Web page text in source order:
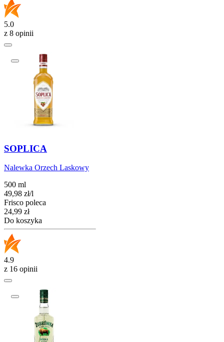
5.0
z 8 opinii
SOPLICA
Nalewka Orzech Laskowy
500 ml
49,98 zł/l
Frisco poleca
Cena
24,99 zł
Do koszyka
4.9
z 16 opinii